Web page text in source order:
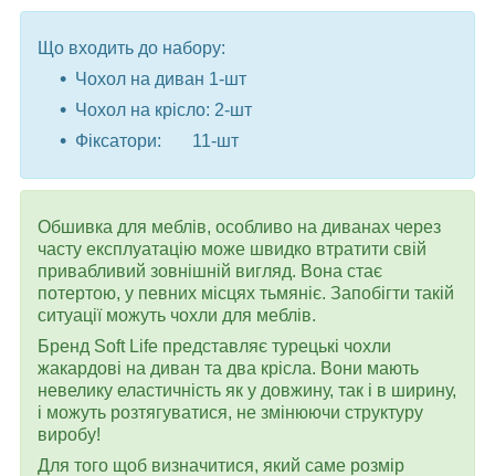
Що входить до набору:
Чохол на диван 1-шт
Чохол на крісло: 2-шт
Фіксатори: 11-шт
Обшивка для меблів, особливо на диванах через
часту експлуатацію може швидко втратити свій
привабливий зовнішній вигляд. Вона стає
потертою, у певних місцях тьмяніє. Запобігти такій
ситуації можуть чохли для меблів.
Бренд Soft Life представляє турецькі чохли
жакардові на диван та два крісла. Вони мають
невелику еластичність як у довжину, так і в ширину,
і можуть розтягуватися, не змінюючи структуру
виробу!
Для того щоб визначитися, який саме розмір